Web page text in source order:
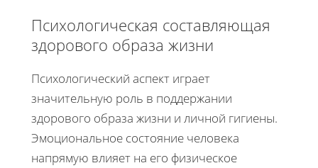
Психологическая составляющая
здорового образа жизни
Психологический аспект играет
значительную роль в поддержании
здорового образа жизни и личной гигиены.
Эмоциональное состояние человека
напрямую влияет на его физическое